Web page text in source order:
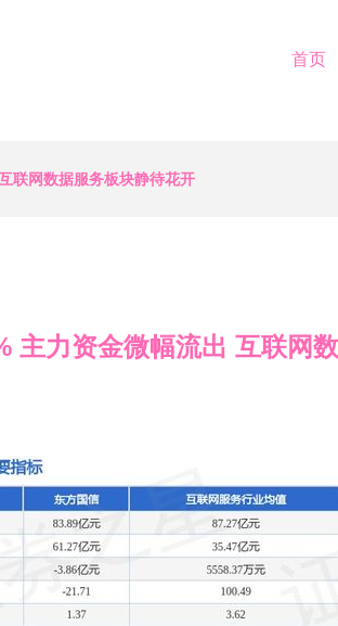
首页
联网数据服务板块静待花开
主力资金微幅流出 互联网